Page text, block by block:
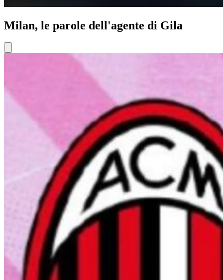
Milan, le parole dell'agente di Gila